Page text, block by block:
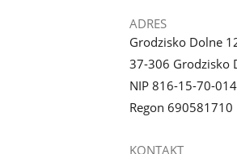
ADRES
Grodzisko Dolne
37-306 Grodzisko
NIP 816-15-70-014
Regon 690581710
KONTAKT